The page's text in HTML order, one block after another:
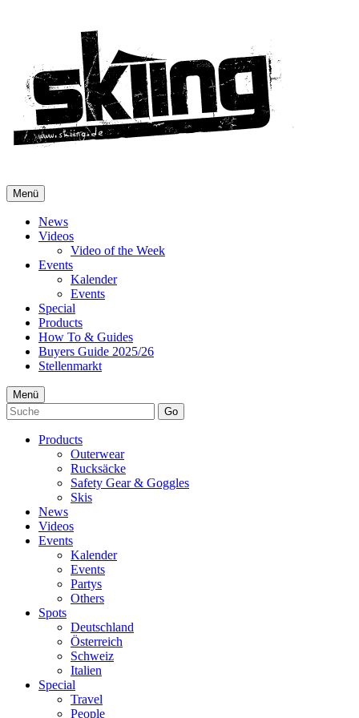
Menü
News
Videos
Video of the Week
Events
Kalender
Events
Special
Products
How To & Guides
Buyers Guide 2025/26
Stellenmarkt
Menü
Go
Products
Outerwear
Rucksäcke
Safety Gear & Goggles
Skis
News
Videos
Events
Kalender
Events
Partys
Others
Spots
Deutschland
Österreich
Schweiz
Italien
Special
Travel
People